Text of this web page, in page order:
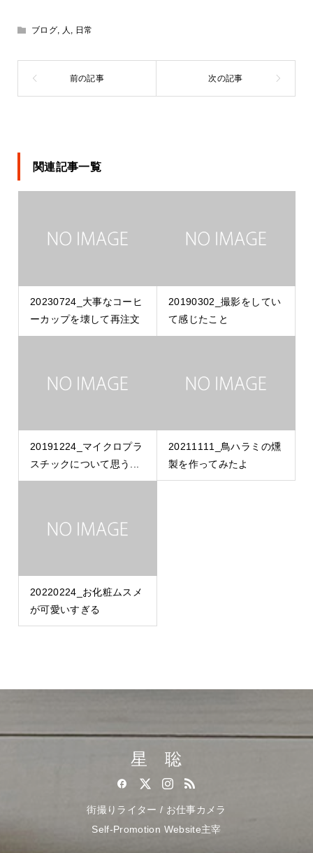
ブログ, 人 , 日常
関連記事一覧
20230724_大事なコーヒ
ーカップを壊して再注文
20190302_撮影をしてい
て感じたこと
20191224_マイクロプラ
スチックについて思う...
20211111_鳥ハラミの燻
製を作ってみたよ
20220224_お化粧ムスメ
が可愛いすぎる
星 聡
街撮りライター / お仕事カメラ
Self-Promotion Website主宰